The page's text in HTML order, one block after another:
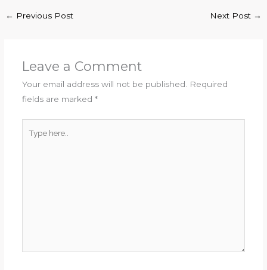
← Previous Post Next Post →
Leave a Comment
Your email address will not be published. Required
fields are marked *
here..